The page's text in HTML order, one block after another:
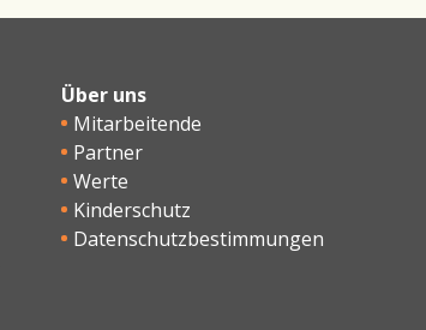
Über uns
Mitarbeitende
Partner
Werte
Kinderschutz
Datenschutzbestimmungen